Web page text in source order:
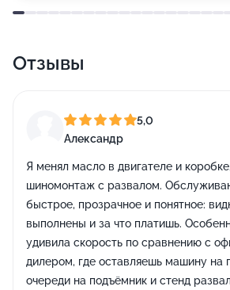
Отзывы
5,0
Александр
Я менял масло в двигателе и
шиномонтаж с развалом.
быстрое, прозрачное и понятное:
выполнены и за что платишь.
удивила скорость по сравнению с
дилером, где оставляешь машину на
очереди на подъёмник и стенд